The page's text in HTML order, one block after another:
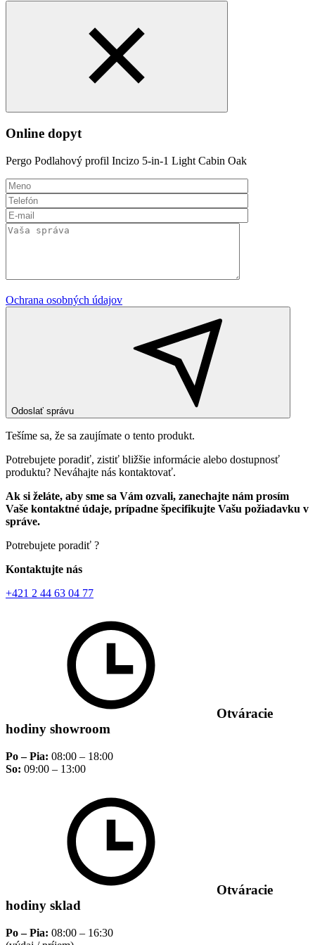
Online dopyt
Pergo Podlahový profil Incizo 5-in-1 Light Cabin Oak
Ochrana osobných údajov
Odoslať správu
Tešíme sa, že sa zaujímate o tento produkt.
Potrebujete poradiť, zistiť bližšie informácie alebo dostupnosť
produktu? Neváhajte nás kontaktovať.
Ak si želáte, aby sme sa Vám ozvali, zanechajte nám prosím
Vaše kontaktné údaje, prípadne špecifikujte Vašu požiadavku v
správe.
Potrebujete poradiť ?
Kontaktujte nás
+421 2 44 63 04 77
Otváracie
hodiny showroom
Po – Pia: 08:00 – 18:00
So: 09:00 – 13:00
Otváracie
hodiny sklad
Po – Pia: 08:00 – 16:30